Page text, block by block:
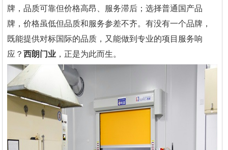
牌，品质可靠但价格高昂、服务滞后；选择普通国产品
牌，价格虽低但品质和服务参差不齐。有没有一个品牌，
既能提供对标国际的品质，又能做到专业的项目服务响
应？西朗门业 ，正是为此而生。